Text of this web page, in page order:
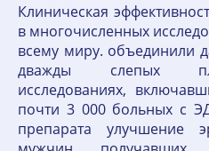
Клиническая
в многочисленных
всему миру. объединили
дважды слепых
исследованиях,
почти 3 000 больных с
препарата улучшение